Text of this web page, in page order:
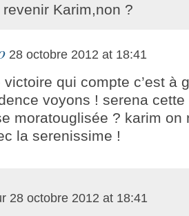
Karim,non ?
28 octobre 2012 at 18:41
victoire qui compte c’est à
voyons ! serena cette
moratouglisée ? karim on
la serenissime !
28 octobre 2012 at 18:41